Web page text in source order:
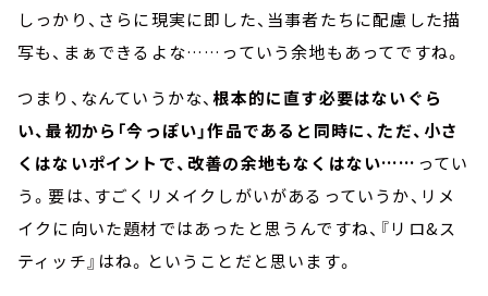
しっかり、さらに現実に即した、当事者たちに配慮した描
写も、まぁできるよな……っていう余地もあってですね。
つまり、なんていうかな、根本的に直す必要はないぐら
い、最初から「今っぽい」作品であると同時に、ただ、小さ
くはないポイントで、改善の余地もなくはない…… ってい
う。要は、すごくリメイクしがいがあるっていうか、リメ
イクに向いた題材ではあったと思うんですね、『リロ&ス
ティッチ』はね。ということだと思います。